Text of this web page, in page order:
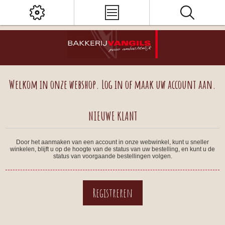
Welkom in onze webshop. Log in of maak uw account aan.
NIEUWE KLANT
Door het aanmaken van een account in onze webwinkel, kunt u sneller
winkelen, blijft u op de hoogte van de status van uw bestelling, en kunt u de
status van voorgaande bestellingen volgen.